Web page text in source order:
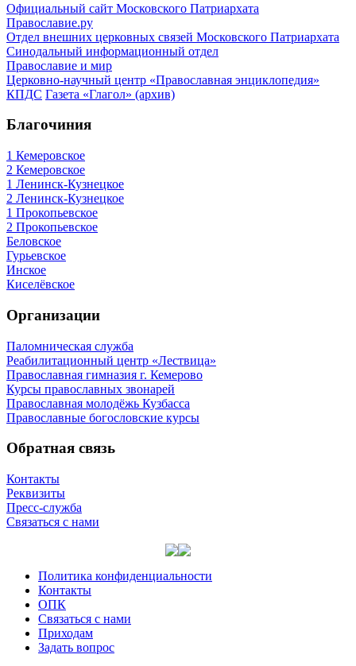
Официальный сайт Московского Патриархата
Православие.ру
Отдел внешних церковных связей Московского Патриархата
Синодальный информационный отдел
Православие и мир
Церковно-научный центр «Православная энциклопедия»
КПДС Газета «Глагол» (архив)
Благочиния
1 Кемеровское
2 Кемеровское
1 Ленинск-Кузнецкое
2 Ленинск-Кузнецкое
1 Прокопьевское
2 Прокопьевское
Беловское
Гурьевское
Инское
Киселёвское
Организации
Паломническая служба
Реабилитационный центр «Лествица»
Православная гимназия г. Кемерово
Курсы православных звонарей
Православная молодёжь Кузбасса
Православные богословские курсы
Обратная связь
Контакты
Реквизиты
Пресс-служба
Связаться с нами
Политика конфиденциальности
Контакты
ОПК
Связаться с нами
Приходам
Задать вопрос